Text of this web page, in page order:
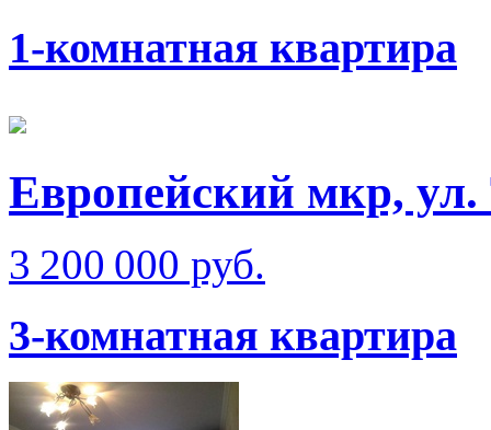
1-комнатная квартира
Европейский мкр, ул.
3 200 000 руб.
3-комнатная квартира